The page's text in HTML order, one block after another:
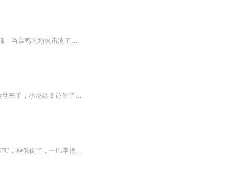
【内容简介】新兴的曙光已经升起，旧日的余晖犹自在挣扎。当隆隆的坦克取代了骑士的冲锋，当轰鸣的炮火击溃了巫师的魔法，当呼啸而过的飞机占据了属于神灵的天空，当人类的贪婪第一次超过了底线……这是一个最辉煌的时代，也是一个最落寞的时代。罗德：如...
身怀功德金光的巫姬傅慧，穿越到了花国的六十年代,成了小青山上一名叫福宝的小尼姑。 运动来了，小尼姑要还俗了。 “还俗？”福宝点头，“还俗好呀，还俗可以吃肉了！” 得知这番心声，山上的动物们喜悦不已，是我们奉献的时候了。 文案一： 一早，附近的动物们就堵在了庵门前。 见到吃不到，福宝不耐地正待像往日一样驱赶，突然想起山下的村民，于是大手一挥，“行了，鸡鸭们留下几个蛋，就都回吧！” “福宝，”小蛇匆匆跑来，“那片山石下藏有大量玉石，我去给你挖一块来吧？” 文案二：随爷爷下放的方禹发现，刚下山的光头小妮姑，在村里有着非一般的地位！ 他更发现自从小妮姑在村里落户后，村民的伙食呈直线上升，就连他和爷爷的处境也得到了很大的改善。 PS：架空爽文，女主后期改昵称了。 主播万万之一，
倒霉蛋’卫卿为了转运，特地去香火最灵验的道观拜大神，许是她太过倒霉，大神都沾染了‘霉气’，神像倒了，一巴掌把她拍回六零年代。幸运的是，她得到了两件宝，一件是大神的神奇能力，另外一件则是一个被毁灭的高科技文明的星球，就这样，年代女神的崛起之路展开了！